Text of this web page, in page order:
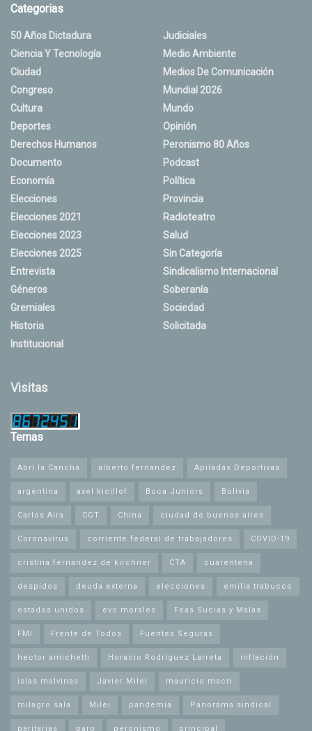
Categorias
50 Años Dictadura
Ciencia Y Tecnología
Ciudad
Congreso
Cultura
Deportes
Derechos Humanos
Documento
Economía
Elecciones
Elecciones 2021
Elecciones 2023
Elecciones 2025
Entrevista
Géneros
Gremiales
Historia
Institucional
Judiciales
Medio Ambiente
Medios De Comunicación
Mundial 2026
Mundo
Opinión
Peronismo 80 Años
Podcast
Política
Provincia
Radioteatro
Salud
Sin Categoría
Sindicalismo Internacional
Soberanía
Sociedad
Solicitada
Visitas
Temas
Abrí la Cancha alberto fernandez Apiladas Deportivas
argentina axel kicillof Boca Juniors Bolivia
Carlos Aira CGT China ciudad de buenos aires
Coronavirus corriente federal de trabajadores COVID-19
cristina fernandez de kirchner CTA cuarentena
despidos deuda externa elecciones emilia trabucco
estados unidos evo morales Feas Sucias y Malas
FMI Frente de Todos Fuentes Seguras
hector amichetti Horacio Rodríguez Larreta inflación
islas malvinas Javier Milei mauricio macri
milagro sala Milei pandemia Panorama sindical
paritarias paro peronismo principal